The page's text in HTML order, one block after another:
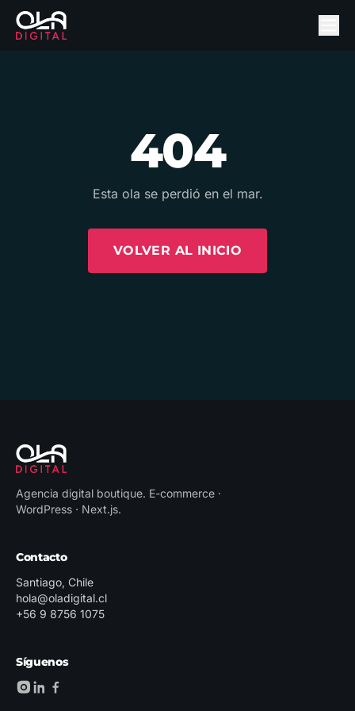
404
Esta ola se perdió en el mar.
VOLVER AL INICIO
Agencia digital boutique. E-commerce ·
WordPress · Next.js.
Contacto
Santiago, Chile
hola@oladigital.cl
+56 9 8756 1075
Síguenos